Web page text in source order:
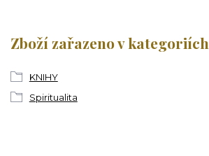
Zboží zařazeno v kategoriích
KNIHY
Spiritualita